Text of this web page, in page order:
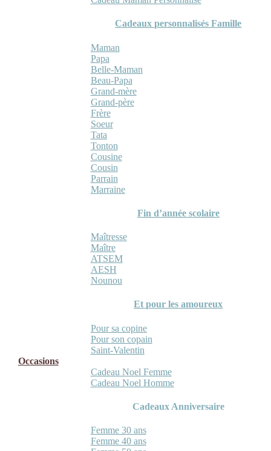
Cadeaux personnalisés Famille
Maman
Papa
Belle-Maman
Beau-Papa
Grand-mère
Grand-père
Frère
Soeur
Tata
Tonton
Cousine
Cousin
Parrain
Marraine
Fin d’année scolaire
Maîtresse
Maître
ATSEM
AESH
Nounou
Et pour les amoureux
Pour sa copine
Pour son copain
Saint-Valentin
Occasions
Cadeau Noel Femme
Cadeau Noel Homme
Cadeaux Anniversaire
Femme 30 ans
Femme 40 ans